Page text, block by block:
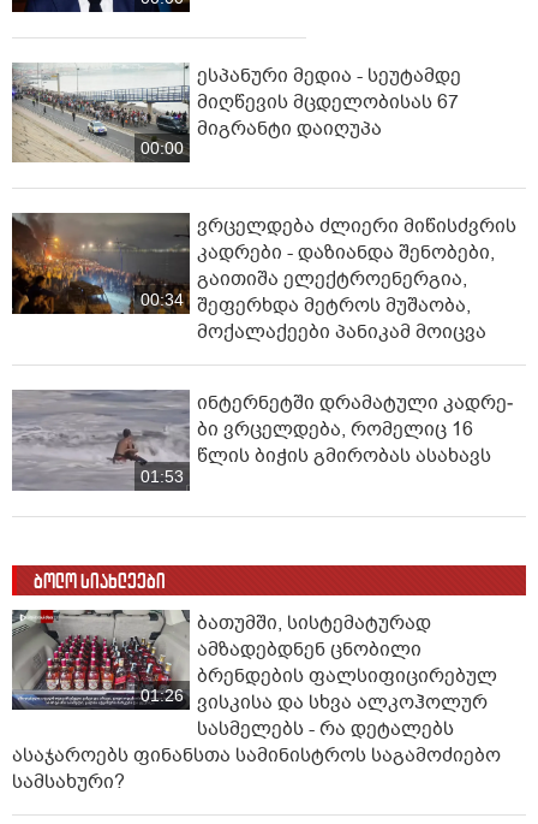
00:00
ესპანური მედია - სეუტამდე
მიღწევის მცდელობისას 67
მიგრანტი დაიღუპა
00:34
ვრცელდება ძლიერი მიწისძვრის
კადრები - დაზიანდა შენობები,
გაითიშა ელექტროენერგია,
შეფერხდა მეტროს მუშაობა,
მოქალაქეები პანიკამ მოიცვა
01:53
ინ­ტერ­ნეტ­ში დრა­მა­ტუ­ლი კად­რე­
ბი ვრცელდება, რომელიც 16
წლის ბიჭის გმირობას ასახავს
ბოლო სიახლეები
01:26
ბათუმში, სისტემატურად
ამზადებდნენ ცნობილი
ბრენდების ფალსიფიცირებულ
ვისკისა და სხვა ალკოჰოლურ
სასმელებს - რა დეტალებს
ასაჯაროებს ფინანსთა სამინისტროს საგამოძიებო
სამსახური?